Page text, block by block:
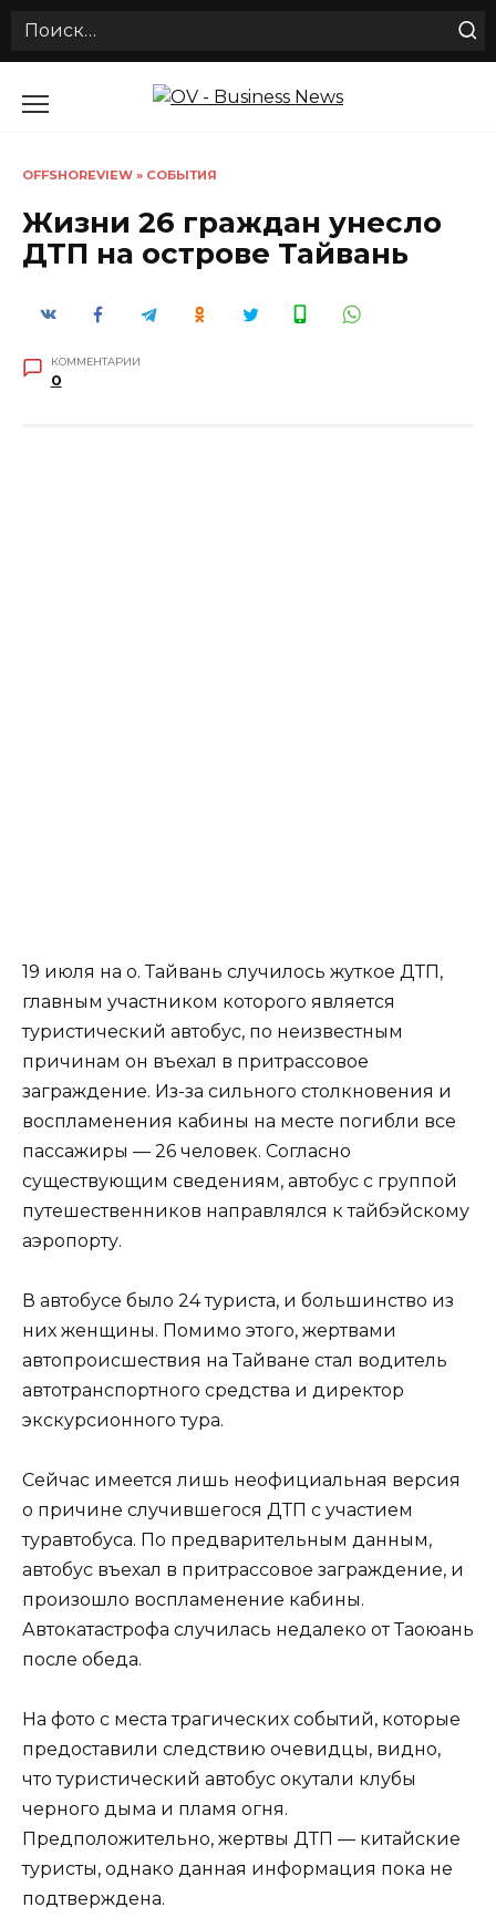
Search
OFFSHOREVIEW » СОБЫТИЯ
Жизни 26 граждан унесло
ДТП на острове Тайвань
КОММЕНТАРИИ
0
19 июля на о. Тайвань случилось жуткое ДТП,
главным участником которого является
туристический автобус, по неизвестным
причинам он въехал в притрассовое
заграждение. Из-за сильного столкновения и
воспламенения кабины на месте погибли все
пассажиры — 26 человек. Согласно
существующим сведениям, автобус с группой
путешественников направлялся к тайбэйскому
аэропорту.
В автобусе было 24 туриста, и большинство из
них женщины. Помимо этого, жертвами
автопроисшествия на Тайване стал водитель
автотранспортного средства и директор
экскурсионного тура.
Сейчас имеется лишь неофициальная версия
о причине случившегося ДТП с участием
туравтобуса. По предварительным данным,
автобус въехал в притрассовое заграждение, и
произошло воспламенение кабины.
Автокатастрофа случилась недалеко от Таоюань
после обеда.
На фото с места трагических событий, которые
предоставили следствию очевидцы, видно,
что туристический автобус окутали клубы
черного дыма и пламя огня.
Предположительно, жертвы ДТП — китайские
туристы, однако данная информация пока не
подтверждена.